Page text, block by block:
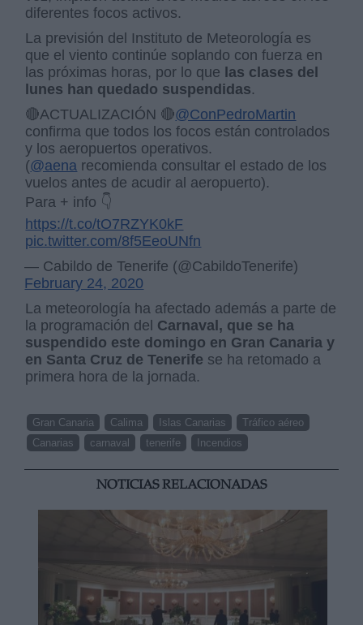
diferentes focos activos.
La previsión del Instituto de Meteorología es
que el viento continúe soplando con fuerza en
las próximas horas, por lo que las clases del
lunes han quedado suspendidas.
🔴ACTUALIZACIÓN 🔴@ConPedroMartin
confirma que todos los focos están controlados
y los aeropuertos operativos.
(@aena recomienda consultar el estado de los
vuelos antes de acudir al aeropuerto).
Para + info 👇
https://t.co/tO7RZYK0kF
pic.twitter.com/8f5EeoUNfn
— Cabildo de Tenerife (@CabildoTenerife)
February 24, 2020
La meteorología ha afectado además a parte de
la programación del Carnaval, que se ha
suspendido este domingo en Gran Canaria y
en Santa Cruz de Tenerife se ha retomado a
primera hora de la jornada.
Gran Canaria Calima Islas Canarias
Tráfico aéreo
Canarias
carnaval tenerife Incendios
NOTICIAS RELACIONADAS